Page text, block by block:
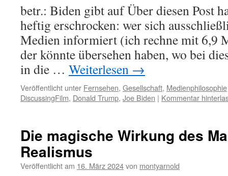
betr.: Biden gibt auf Über diesen Post
heftig erschrocken: wer sich
Medien informiert (ich rechne mit 6,9
der könnte übersehen haben, wo bei
in die … Weiterlesen →
Veröffentlicht unter Fernsehen, Gesellschaft, Medienphilosophie
DiscussingFilm, Donald Trump, Joe Biden | Kommentar
Die magische Wirkung des
Realismus
Veröffentlicht am 16. März 2024von montyarnold